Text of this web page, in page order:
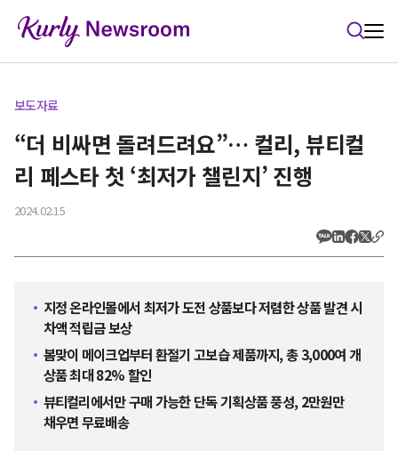
보도자료
“더 비싸면 돌려드려요”… 컬리, 뷰티컬
리 페스타 첫 ‘최저가 챌린지’ 진행
2024.02.15
지정 온라인몰에서 최저가 도전 상품보다 저렴한 상품 발견 시
차액 적립금 보상
봄맞이 메이크업부터 환절기 고보습 제품까지, 총 3,000여 개
상품 최대 82% 할인
뷰티컬리에서만 구매 가능한 단독 기획상품 풍성, 2만원만
채우면 무료배송